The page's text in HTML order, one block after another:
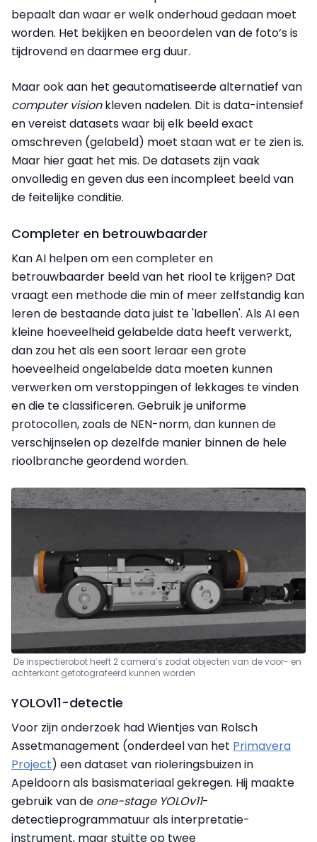
bepaalt dan waar er welk onderhoud gedaan moet
worden. Het bekijken en beoordelen van de foto’s is
tijdrovend en daarmee erg duur.
Maar ook aan het geautomatiseerde alternatief van
computer visionkleven nadelen. Dit is data-intensief
en vereist datasets waar bij elk beeld exact
omschreven (gelabeld) moet staan wat er te zien is.
Maar hier gaat het mis. De datasets zijn vaak
onvolledig en geven dus een incompleet beeld van
de feitelijke conditie.
Completer en betrouwbaarder
Kan AI helpen om een completer en
betrouwbaarder beeld van het riool te krijgen? Dat
vraagt een methode die min of meer zelfstandig kan
leren de bestaande data juist te 'labellen'. Als AI een
kleine hoeveelheid gelabelde data heeft verwerkt,
dan zou het als een soort leraar een grote
hoeveelheid ongelabelde data moeten kunnen
verwerken om verstoppingen of lekkages te vinden
en die te classificeren. Gebruik je uniforme
protocollen, zoals de NEN-norm, dan kunnen de
verschijnselen op dezelfde manier binnen de hele
rioolbranche geordend worden.
De inspectierobot heeft 2 camera’s zodat objecten van de voor- en
achterkant gefotografeerd kunnen worden
YOLOv11-detectie
Voor zijn onderzoek had Wientjes van Rolsch
Assetmanagement (onderdeel van het Primavera
Project) een dataset van rioleringsbuizen in
Apeldoorn als basismateriaal gekregen. Hij maakte
gebruik van de one-stage YOLOv11-
detectieprogrammatuur als interpretatie-
instrument, maar stuitte op twee